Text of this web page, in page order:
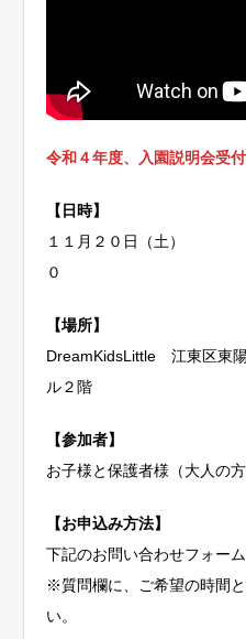
令和４年度、入園説明会受付
【日時】
１１月２０日（土）
０
【場所】
DreamKidsLittle 江東区東
ル２階
【参加者】
お子様と保護者様（大人の
【お申込み方法】
下記のお問い合わせフォー
※質問欄に、ご希望の時間
い。